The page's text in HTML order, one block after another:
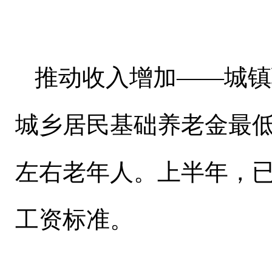
推动收入增加——城镇
城乡居民基础养老金最
左右老年人。上半年，
工资标准。